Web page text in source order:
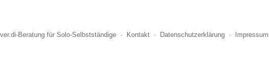
ver.di-Beratung für Solo-Selbstständige · Kontakt · Datenschutzerklärung · Impressum